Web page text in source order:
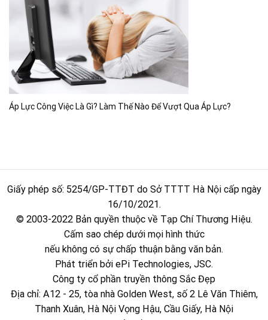
Áp Lực Công Việc Là Gì? Làm Thế Nào Để Vượt Qua Áp Lực?
Giấy phép số: 5254/GP-TTĐT do Sở TTTT Hà Nội cấp ngày
16/10/2021.
© 2003-2022 Bản quyền thuộc về Tạp Chí Thương Hiệu.
Cấm sao chép dưới mọi hình thức
nếu không có sự chấp thuận bằng văn bản.
Phát triển bởi ePi Technologies, JSC.
Công ty cổ phần truyền thông Sắc Đẹp
Địa chỉ: A12 - 25, tòa nhà Golden West, số 2 Lê Văn Thiêm,
Thanh Xuân, Hà Nội Vọng Hậu, Cầu Giấy, Hà Nội